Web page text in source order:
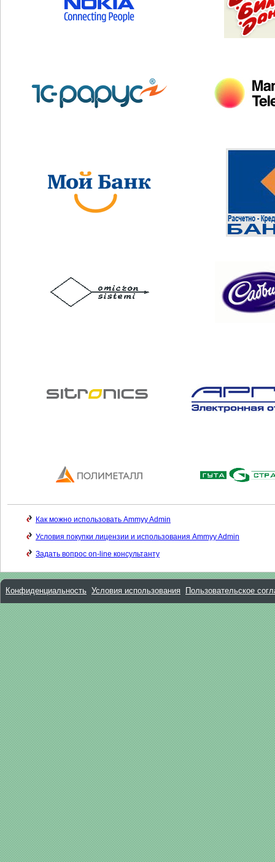
Как можно использовать Ammyy Admin
Условия покупки лицензии и использования Ammyy Admin
Задать вопрос on-line консультанту
Конфиденциальность Условия использования Пользовательское